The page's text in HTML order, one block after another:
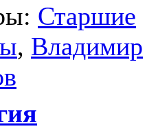
Старшие
, Владимир